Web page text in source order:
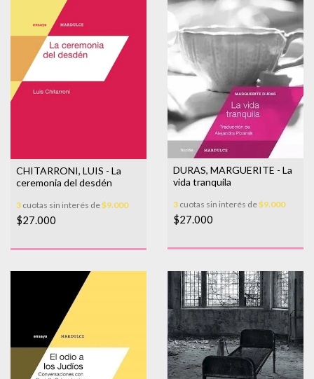
CHITARRONI, LUIS - La
ceremonia del desdén
3 cuotas sin interés de$9.000
$27.000
DURAS, MARGUERITE - La
vida tranquila
3 cuotas sin interés de$9.000
$27.000